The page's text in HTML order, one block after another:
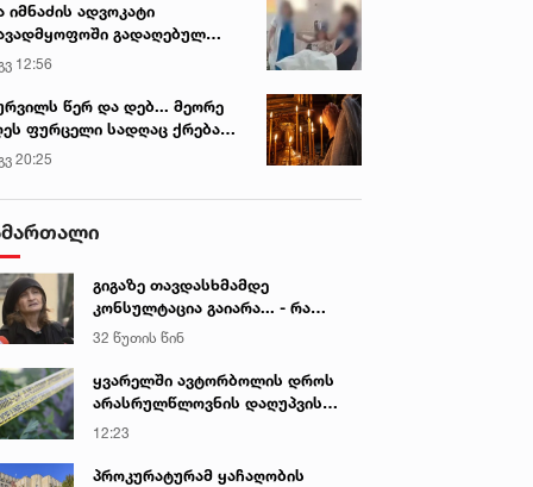
იმნაძის ადვოკატი
გადაღებულ
ავრცელებს
12:56
წერ და დებ... მეორე
ფურცელი სადღაც ქრება
სურვილი სრულდება...“ -
ტაძარი შიდა
20:25
გიგაზე თავდასხმამდე
კონსულტაცია გაიარა... - რა
დეტალებს ასაჯაროებს
მოკლული მასწავლებლის დედა
32 წუთის წინ
ყვარელში ავტორბოლის დროს
არასრულწლოვნის დაღუპვის
საქმეზე პროკურატურამ 2 პირს
დროისთვის ცნობილი
12:23
პროკურატურამ ყაჩაღობის